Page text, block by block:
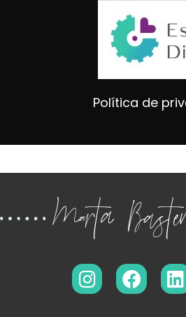
Política de
Marta